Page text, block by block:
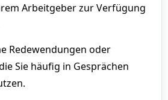
Arbeitgeber zur Verfügung
Redewendungen oder
Sie häufig in Gesprächen